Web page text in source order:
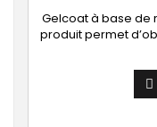
Gelcoat à base de
produit permet
tout projet de
moule :
panneau plat,
🔝 [Finition de
de
